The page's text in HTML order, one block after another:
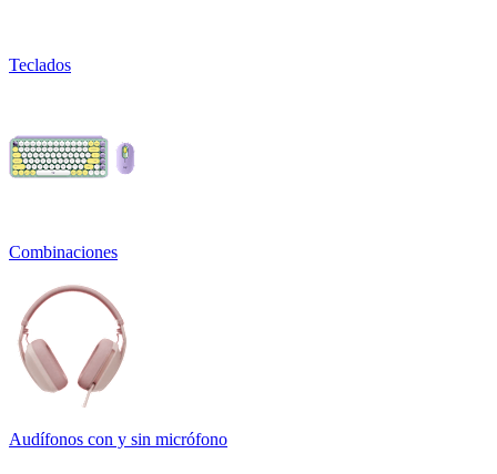
Teclados
Combinaciones
Audífonos con y sin micrófono